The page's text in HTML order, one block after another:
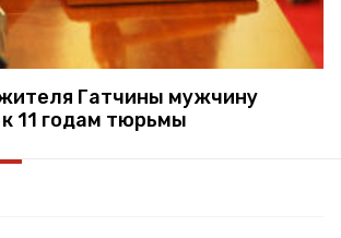
Гатчины мужчину
11 годам тюрьмы